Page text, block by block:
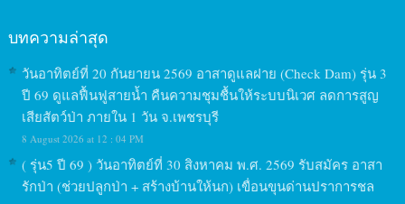
บทความล่าสุด
วันอาทิตย์ที่ 20 กันยายน 2569 อาสาดูแลฝาย (Check Dam) รุ่น 3
ปี 69 ดูแลฟื้นฟูสายน้ำ คืนความชุมชื้นให้ระบบนิเวศ ลดการสูญ
เสียสัตว์ป่า ภายใน 1 วัน จ.เพชรบุรี
8 August 2026 at 12 : 04 PM
( รุ่น5 ปี 69 ) วันอาทิตย์ที่ 30 สิงหาคม พ.ศ. 2569 รับสมัคร อาสา
รักป่า (ช่วยปลูกป่า + สร้างบ้านให้นก) เขื่อนขุนด่านปราการชล